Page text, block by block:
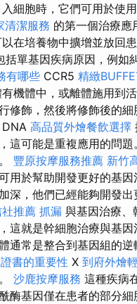
細胞時，它們可用於使
清潔服務 的第一個治療應
在培養物中擴增並放回
括單基因疾病原因，例如
有哪些 CCR5 精緻
機體中，或離體施用到
修飾，然後將修飾後的細
高品質外燴餐飲選擇
這可能是重複應用的問題
豐原按摩服務推薦 新竹
用於幫助開發更好的基因
深，他們已經能夠開發
推薦 抓漏 與基因治療、
這就是幹細胞治療與基因
通常是整合到基因組的
書的重要性 X 到府外燴
沙鹿按摩服務 這種疾病
酶基因僅在患者的部分細